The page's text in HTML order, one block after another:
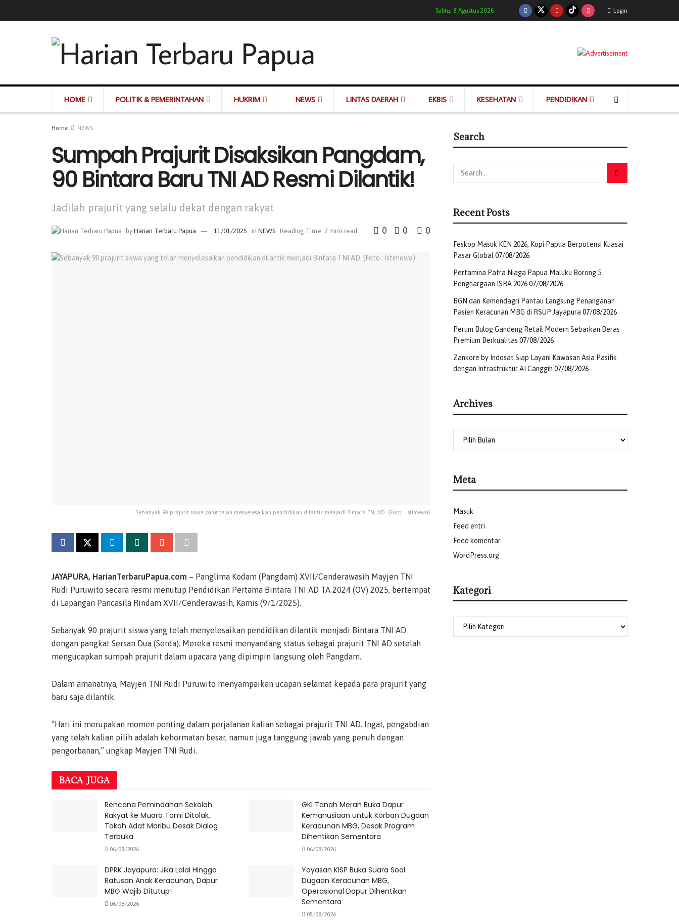
Sabtu, 8 Agustus 2026 Login
HOME POLITIK & PEMERINTAHAN HUKRIM NEWS LINTAS DAERAH EKBIS KESEHATAN PENDIDIKAN
Home NEWS
Sumpah Prajurit Disaksikan Pangdam,
90 Bintara Baru TNI AD Resmi Dilantik!
Jadilah prajurit yang selalu dekat dengan rakyat
by Harian Terbaru Papua 11/01/2025 in NEWS Reading Time: 2 mins read 0 0 0
Sebanyak 90 prajurit siswa yang telah menyelesaikan pendidikan dilantik menjadi Bintara TNI AD. (Foto : Istimewa)
JAYAPURA, HarianTerbaruPapua.com – Panglima Kodam (Pangdam) XVII/Cenderawasih Mayjen TNI
Rudi Puruwito secara resmi menutup Pendidikan Pertama Bintara TNI AD TA 2024 (OV) 2025, bertempat
di Lapangan Pancasila Rindam XVII/Cenderawasih, Kamis (9/1/2025).
Sebanyak 90 prajurit siswa yang telah menyelesaikan pendidikan dilantik menjadi Bintara TNI AD
dengan pangkat Sersan Dua (Serda). Mereka resmi menyandang status sebagai prajurit TNI AD setelah
mengucapkan sumpah prajurit dalam upacara yang dipimpin langsung oleh Pangdam.
Dalam amanatnya, Mayjen TNI Rudi Puruwito menyampaikan ucapan selamat kepada para prajurit yang
baru saja dilantik.
“Hari ini merupakan momen penting dalam perjalanan kalian sebagai prajurit TNI AD. Ingat, pengabdian
yang telah kalian pilih adalah kehormatan besar, namun juga tanggung jawab yang penuh dengan
pengorbanan,” ungkap Mayjen TNI Rudi.
BACA JUGA
Rencana Pemindahan Sekolah
Rakyat ke Muara Tami Ditolak,
Tokoh Adat Maribu Desak Dialog
Terbuka
06/08/2026
GKI Tanah Merah Buka Dapur
Kemanusiaan untuk Korban Dugaan
Keracunan MBG, Desak Program
Dihentikan Sementara
06/08/2026
DPRK Jayapura: Jika Lalai Hingga
Ratusan Anak Keracunan, Dapur
MBG Wajib Ditutup!
06/08/2026
Yayasan KISP Buka Suara Soal
Dugaan Keracunan MBG,
Operasional Dapur Dihentikan
Sementara
05/08/2026
Search
Recent Posts
Feskop Masuk KEN 2026, Kopi Papua Berpotensi Kuasai
Pasar Global 07/08/2026
Pertamina Patra Niaga Papua Maluku Borong 5
Penghargaan ISRA 202607/08/2026
BGN dan Kemendagri Pantau Langsung Penanganan
Pasien Keracunan MBG di RSUP Jayapura 07/08/2026
Perum Bulog Gandeng Retail Modern Sebarkan Beras
Premium Berkualitas 07/08/2026
Zankore by Indosat Siap Layani Kawasan Asia Pasifik
dengan Infrastruktur AI Canggih 07/08/2026
Archives
Meta
Masuk
Feed entri
Feed komentar
WordPress.org
Kategori